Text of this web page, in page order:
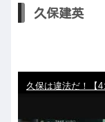
久保建英